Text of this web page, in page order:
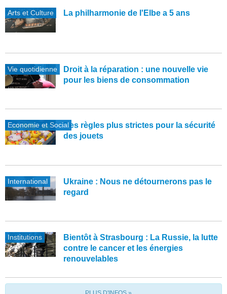
Arts et Culture La philharmonie de l'Elbe a 5 ans
Vie quotidienne
Droit à la réparation : une nouvelle vie
pour les biens de consommation
Economie et SocialDes règles plus strictes pour la sécurité
des jouets
International
Ukraine : Nous ne détournerons pas le
regard
Institutions
Bientôt à Strasbourg : La Russie, la lutte
contre le cancer et les énergies
renouvelables